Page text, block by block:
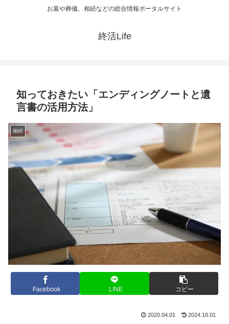
お墓や葬儀、相続などの総合情報ポータルサイト
終活Life
知っておきたい「エンディングノートと遺
言書の活用方法」
相続
Facebook LINE コピー
2020.04.01 2024.10.01